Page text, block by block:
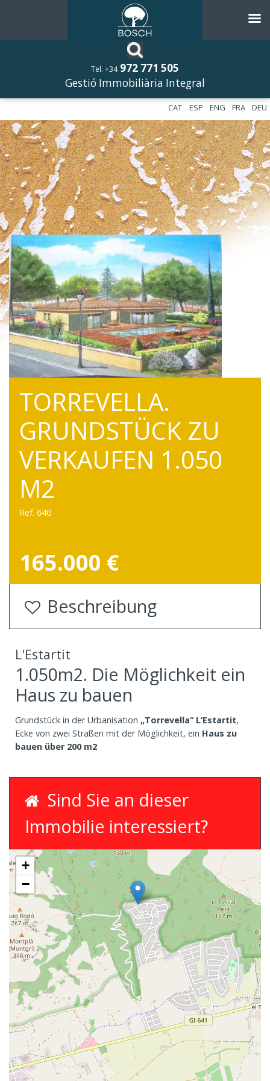
Tel. +34 972 771 505
Gestió Immobiliària Integral
DEU
FRA
ENG
ESP
CAT
TORREVELLA.
GRUNDSTÜCK ZU
VERKAUFEN 1.050
M2
Ref. 640
165.000 €
Beschreibung
L'Estartit
1.050m2. Die Möglichkeit ein
Haus zu bauen
Grundstück in der Urbanisation „Torrevella“ L’Estartit,
Ecke von zwei Straßen mit der Möglichkeit, ein Haus zu
bauen über 200 m2
Sind Sie an dieser
Immobilie interessiert?
+
−